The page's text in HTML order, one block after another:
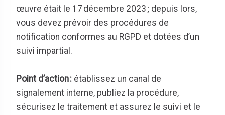
œuvre était le 17 décembre 2023 ; depuis lors,
vous devez prévoir des procédures de
notification conformes au RGPD et dotées d’un
suivi impartial .
Point d’action: établissez un canal de
signalement interne, publiez la procédure,
sécurisez le traitement et assurez le suivi et le